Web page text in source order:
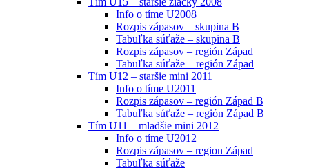
Info o tíme U2008
Rozpis zápasov – skupina B
Tabuľka súťaže – skupina B
Rozpis zápasov – región Západ
Tabuľka súťaže – región Západ
Tím U12 – staršie mini 2011
Info o tíme U2011
Rozpis zápasov – región Západ B
Tabuľka súťaže – región Západ B
Tím U11 – mladšie mini 2012
Info o tíme U2012
Rozpis zápasov – region Západ
Tabuľka súťaže